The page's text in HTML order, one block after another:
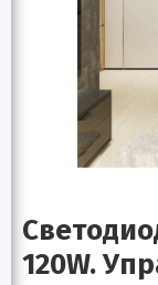
120W.